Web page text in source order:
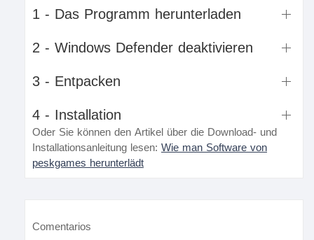
1 - Das Programm herunterladen
2 - Windows Defender deaktivieren
3 - Entpacken
4 - Installation
Oder Sie können den Artikel über die Download- und
Installationsanleitung lesen: Wie man Software von
peskgames herunterlädt
Comentarios